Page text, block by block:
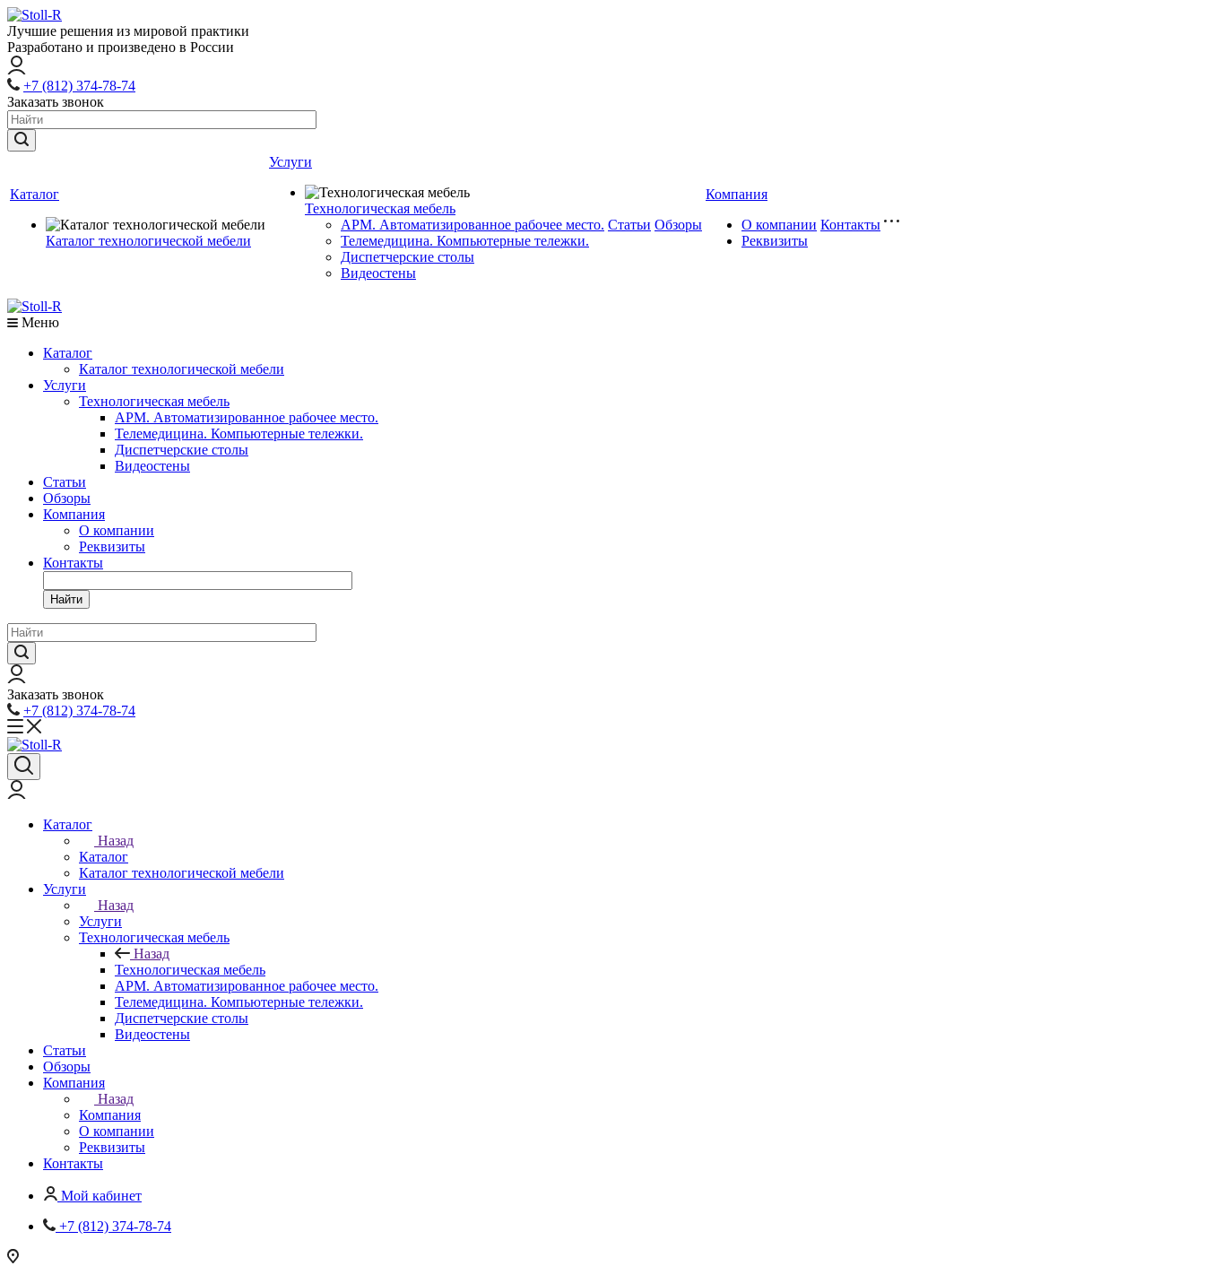
Лучшие решения из мировой практики
Разработано и произведено в России
+7 (812) 374-78-74
Заказать звонок
Каталог
Каталог технологической мебели
Услуги
Технологическая мебель
АРМ. Автоматизированное рабочее место.
Телемедицина. Компьютерные тележки.
Диспетчерские столы
Видеостены
Статьи Обзоры
Компания
О компании
Реквизиты
Контакты
Меню
Каталог
Каталог технологической мебели
Услуги
Технологическая мебель
АРМ. Автоматизированное рабочее место.
Телемедицина. Компьютерные тележки.
Диспетчерские столы
Видеостены
Статьи
Обзоры
Компания
О компании
Реквизиты
Контакты
Найти
Заказать звонок
+7 (812) 374-78-74
Каталог
Назад
Каталог
Каталог технологической мебели
Услуги
Назад
Услуги
Технологическая мебель
Назад
Технологическая мебель
АРМ. Автоматизированное рабочее место.
Телемедицина. Компьютерные тележки.
Диспетчерские столы
Видеостены
Статьи
Обзоры
Компания
Назад
Компания
О компании
Реквизиты
Контакты
Мой кабинет
+7 (812) 374-78-74